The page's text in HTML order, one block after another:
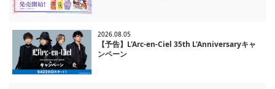
2026.08.05
【予告】L'Arc-en-Ciel 35th L'Anniversaryキャ
ンペーン